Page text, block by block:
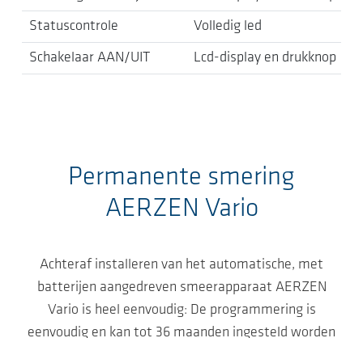
Statuscontrole Volledig led
Schakelaar AAN/UIT Lcd-display en drukknop
Permanente smering
AERZEN Vario
Achteraf installeren van het automatische, met
batterijen aangedreven smeerapparaat AERZEN
Vario is heel eenvoudig: De programmering is
eenvoudig en kan tot 36 maanden ingesteld worden